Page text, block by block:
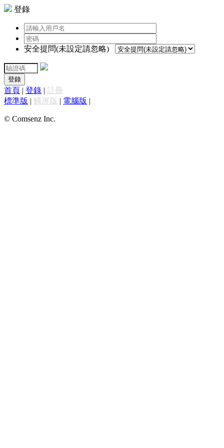
登錄
安全提問(未設定請忽略)
登錄
首頁 | 登錄 | 註冊
標準版 | 觸屏版 | 電腦版 |
© Comsenz Inc.